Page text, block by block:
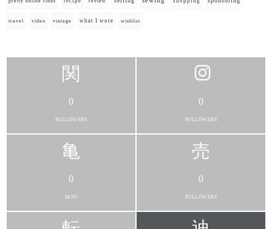
travel video vintage what I wore wishlist
0
FOLLOWERS
0
FOLLOWERS
0
FANS
0
FOLLOWERS